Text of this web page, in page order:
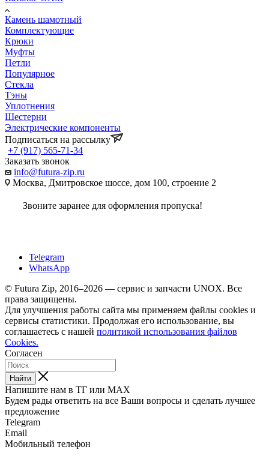
Камень шамотный
Комплектующие
Крюки
Муфты
Петли
Популярное
Стекла
Тэны
Уплотнения
Шестерни
Электрические компоненты
Подписаться на рассылку
+7 (917) 565-71-34
Заказать звонок
info@futura-zip.ru
Москва, Дмитровское шоссе, дом 100, строение 2
Звоните заранее для оформления пропуска!
Telegram
WhatsApp
© Futura Zip, 2016–2026 — сервис и запчасти UNOX. Все
права защищены.
Для улучшения работы сайта мы применяем файлы cookies и
сервисы статистики. Продолжая его использование, вы
соглашаетесь с нашей политикой использования файлов
Cookies.
Согласен
Найти
Напишите нам в ТГ или MAX
Будем рады ответить на все Ваши вопросы и сделать лучшее
предложение
Telegram
Email
Мобильный телефон